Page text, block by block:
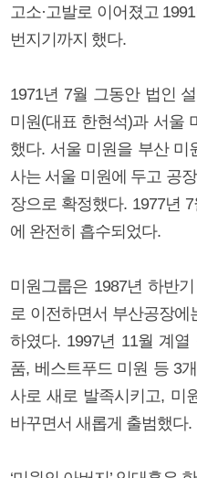
고소·고발로 이어졌고
번지기까지 했다.
1971년 7월 그동안 법인
미원(대표 한현석)과 서울
했다. 서울 미원을 부산 미
사는 서울 미원에 두고 공
장으로 확정했다. 1977년
에 완전히 흡수되었다.
미원그룹은 1987년 하반
로 이전하면서 부산공장
하였다. 1997년 11월 계
품, 베스트푸드 미원 등 3
사로 새로 발족시키고, 미
바꾸면서 새롭게 출범했다.